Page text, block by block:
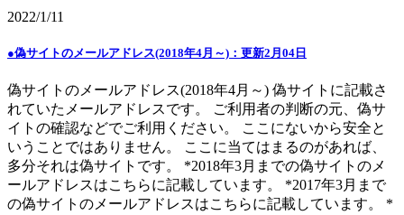
2022/1/11
●偽サイトのメールアドレス(2018年4月～)：更新2月04日
偽サイトのメールアドレス(2018年4月～) 偽サイトに記載さ
れていたメールアドレスです。 ご利用者の判断の元、偽サ
イトの確認などでご利用ください。 ここにないから安全と
いうことではありません。 ここに当てはまるのがあれば、
多分それは偽サイトです。 *2018年3月までの偽サイトのメ
ールアドレスはこちらに記載しています。 *2017年3月まで
の偽サイトのメールアドレスはこちらに記載しています。 *